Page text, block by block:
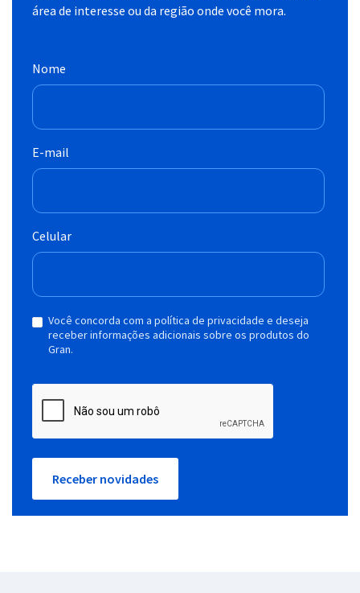
área de interesse ou da região onde você mora.
Nome
E-mail
Celular
Você concorda com a política de privacidade e deseja
receber informações adicionais sobre os produtos do
Gran.
Receber novidades